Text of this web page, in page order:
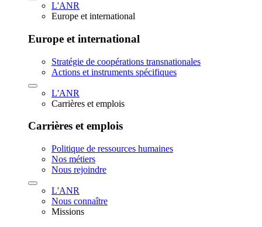
L'ANR
Europe et international
Europe et international
Stratégie de coopérations transnationales
Actions et instruments spécifiques
L'ANR
Carrières et emplois
Carrières et emplois
Politique de ressources humaines
Nos métiers
Nous rejoindre
L'ANR
Nous connaître
Missions